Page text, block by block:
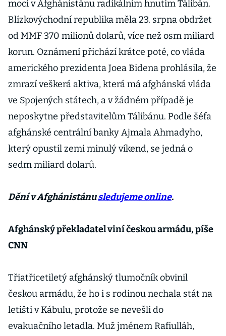
moci v Afghánistánu radikálním hnutím Tálibán.
Blízkovýchodní republika měla 23. srpna obdržet
od MMF 370 milionů dolarů, více než osm miliard
korun. Oznámení přichází krátce poté, co vláda
amerického prezidenta Joea Bidena prohlásila, že
zmrazí veškerá aktiva, která má afghánská vláda
ve Spojených státech, a v žádném případě je
neposkytne představitelům Tálibánu. Podle šéfa
afghánské centrální banky Ajmala Ahmadyho,
který opustil zemi minulý víkend, se jedná o
sedm miliard dolarů.
Dění v Afghánistánusledujeme online.
Afghánský překladatel viní českou armádu, píše
CNN
Třiatřicetiletý afghánský tlumočník obvinil
českou armádu, že ho i s rodinou nechala stát na
letišti v Kábulu, protože se nevešli do
evakuačního letadla. Muž jménem Rafiulláh,